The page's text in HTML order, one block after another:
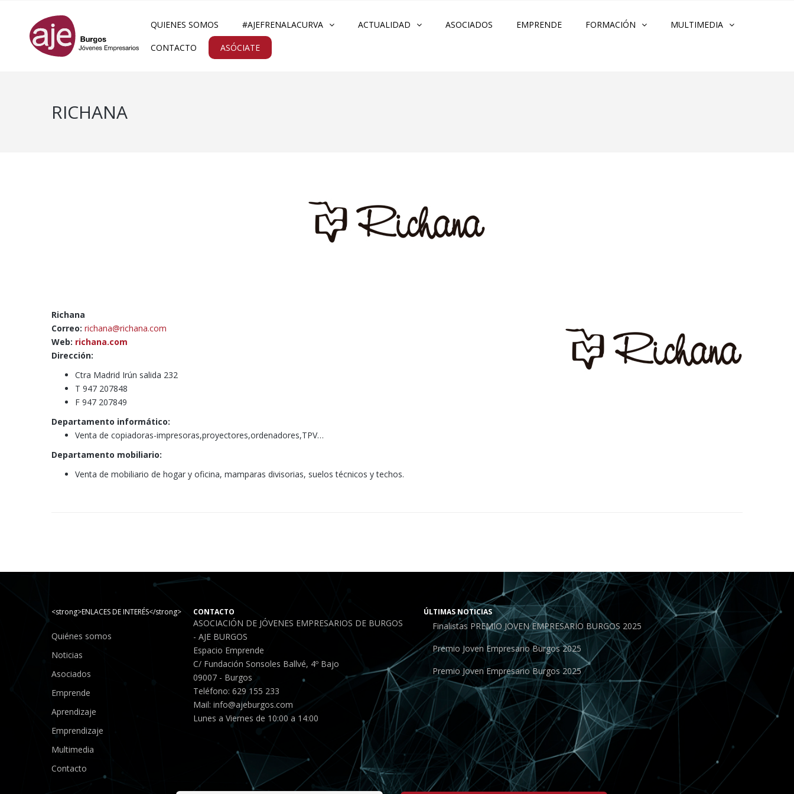
QUIENES SOMOS #AJEFRENALACURVA ACTUALIDAD ASOCIADOS EMPRENDE FORMACIÓN MULTIMEDIA
CONTACTO ASÓCIATE
RICHANA
Richana
Correo: richana@richana.com
Web: richana.com
Dirección:
Ctra Madrid Irún salida 232
T 947 207848
F 947 207849
Departamento informático:
Venta de copiadoras-impresoras,proyectores,ordenadores,TPV…
Departamento mobiliario:
Venta de mobiliario de hogar y oficina, mamparas divisorias, suelos técnicos y techos.
<strong>ENLACES DE INTERÉS</strong>
Quiénes somos
Noticias
Asociados
Emprende
Aprendizaje
Emprendizaje
Multimedia
Contacto
CONTACTO
ASOCIACIÓN DE JÓVENES EMPRESARIOS DE BURGOS
- AJE BURGOS
Espacio Emprende
C/ Fundación Sonsoles Ballvé, 4º Bajo
09007 - Burgos
Teléfono: 629 155 233
Mail: info@ajeburgos.com
Lunes a Viernes de 10:00 a 14:00
ÚLTIMAS NOTICIAS
Finalistas PREMIO JOVEN EMPRESARIO BURGOS 2025
Premio Joven Empresario Burgos 2025
Premio Joven Empresario Burgos 2025